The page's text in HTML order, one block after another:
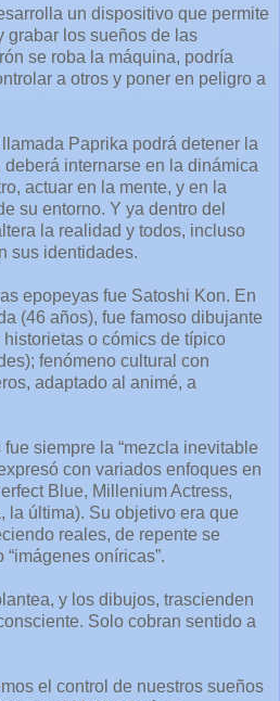
un dispositivo que permite
grabar los sueños de las
se roba la máquina, podría
a otros y poner en peligro a
Paprika podrá detener la
internarse en la dinámica
actuar en la mente, y en la
su entorno. Y ya dentro del
la realidad y todos, incluso
sus identidades.
epopeyas fue Satoshi Kon. En
(46 años), fue famoso dibujante
historietas o cómics de típico
fenómeno cultural con
adaptado al animé, a
siempre la “mezcla inevitable
con variados enfoques en
Blue, Millenium Actress,
la última). Su objetivo era que
reales, de repente se
oníricas”.
y los dibujos, trascienden
Solo cobran sentido a
el control de nuestros sueños